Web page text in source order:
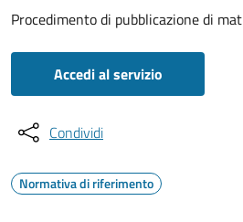
Procedimento di pubblicazione di
Accedi al servizio
Condividi
Normativa di riferimento